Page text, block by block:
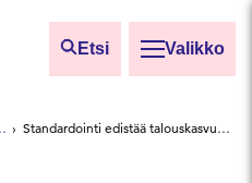
Etsi Valikko
Standardointi edistää talouskasvua ja tuottavuutta